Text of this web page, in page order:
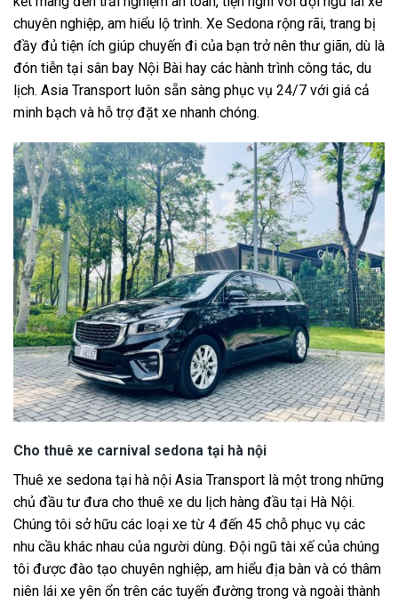
chuyên nghiệp, am hiểu lộ trình. Xe Sedona rộng rãi, trang bị
đầy đủ tiện ích giúp chuyến đi của bạn trở nên thư giãn, dù là
đón tiễn tại sân bay Nội Bài hay các hành trình công tác, du
lịch. Asia Transport luôn sẵn sàng phục vụ 24/7 với giá cả
minh bạch và hỗ trợ đặt xe nhanh chóng.
Cho thuê xe carnival sedona tại hà nội
Thuê xe sedona tại hà nội Asia Transport là một trong những
chủ đầu tư đưa cho thuê xe du lịch hàng đầu tại Hà Nội.
Chúng tôi sở hữu các loại xe từ 4 đến 45 chỗ phục vụ các
nhu cầu khác nhau của người dùng. Đội ngũ tài xế của chúng
tôi được đào tạo chuyên nghiệp, am hiểu địa bàn và có thâm
niên lái xe yên ổn trên các tuyến đường trong và ngoài thành